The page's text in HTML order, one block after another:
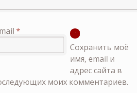
*
Сохранить моё
имя, email и
адрес сайта в
моих комментариев.